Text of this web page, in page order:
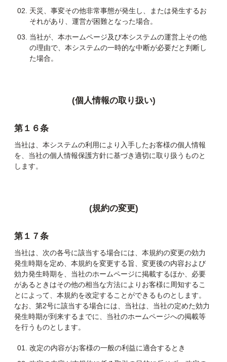
天災、事変その他非常事態が発生し、または発生するお
それがあり、運営が困難となった場合。
当社が、本ホームページ及び本システムの運営上その他
の理由で、本システムの一時的な中断が必要だと判断し
た場合。
(個人情報の取り扱い)
第１６条
当社は、本システムの利用により入手したお客様の個人情報
を、当社の個人情報保護方針に基づき適切に取り扱うものと
します。
(規約の変更)
第１７条
当社は、次の各号に該当する場合には、本規約の変更の効力
発生時期を定め、本規約を変更する旨、変更後の内容および
効力発生時期を、当社のホームページに掲載するほか、必要
があるときはその他の相当な方法によりお客様に周知するこ
とによって、本規約を改定することができるものとします。
なお、第2号に該当する場合には、当社は、当社の定めた効力
発生時期が到来するまでに、当社のホームページへの掲載等
を行うものとします。
改定の内容がお客様の一般の利益に適合するとき